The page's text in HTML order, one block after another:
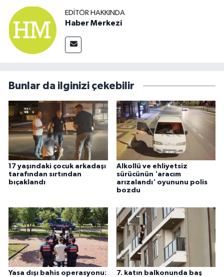
EDITÖR HAKKINDA
Haber Merkezi
Bunlar da ilginizi çekebilir
17 yaşındaki çocuk arkadaşı
tarafından sırtından
bıçaklandı
Alkollü ve ehliyetsiz
sürücünün 'aracım
arızalandı' oyununu polis
bozdu
Yasa dışı bahis operasyonu:
7. katın balkonunda baş